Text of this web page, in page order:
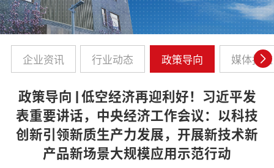
企业资讯 行业动态 政策导向 媒体报道
政策导向 | 低空经济再迎利好！习近平发
表重要讲话，中央经济工作会议：以科技
创新引领新质生产力发展，开展新技术新
产品新场景大规模应用示范行动